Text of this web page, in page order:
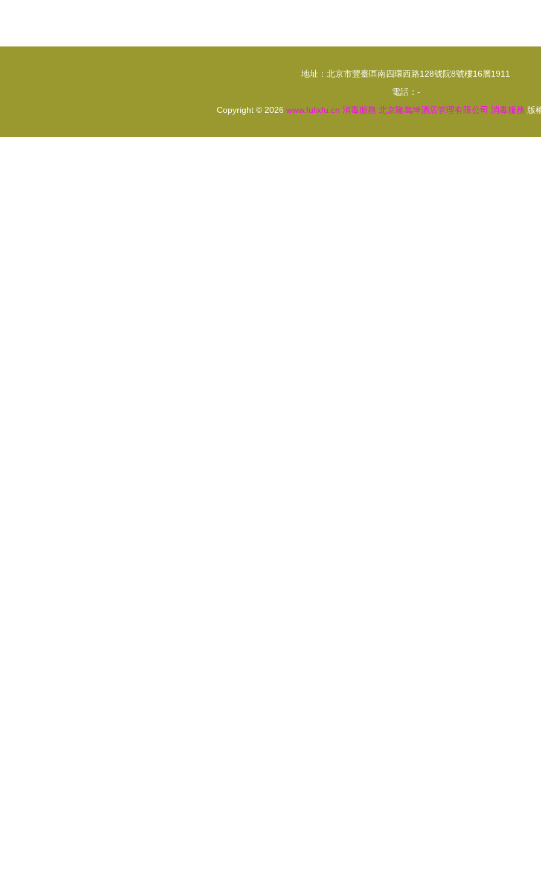
地址：北京市豐臺區南四環西路128號院8號樓16層1911
電話：-
Copyright © 2026 www.fulixfu.cn 消毒服務 北京隆萬坤酒店管理有限公司 消毒服務 版